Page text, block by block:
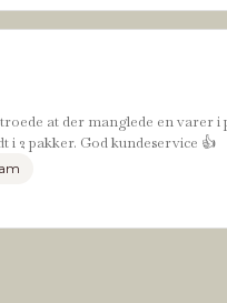
at der manglede en varer
i 2 pakker. God kundeservice 👍